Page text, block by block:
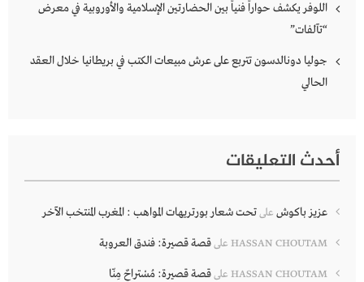
اللوفر يكشف حواراً فنياً بين الحضارتين الإسلامية والأوروبية في معرض
“تآلفات”
جوليا دونالدسون تتربع على عرش مبيعات الكتب في بريطانيا خلال العقد
الحالي
أحدث التعليقات
عزيز باكوش علىتحت شعار بورتريهات المواهب : المغرب المنتخب الآخر
HASSAN CHOUTAM علىقصة قصيرة: فندق العروبة
HASSAN CHOUTAM علىقصة قصيرة: مُسْتراحٌ مِنّا